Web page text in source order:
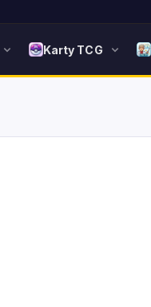
Karty TCG